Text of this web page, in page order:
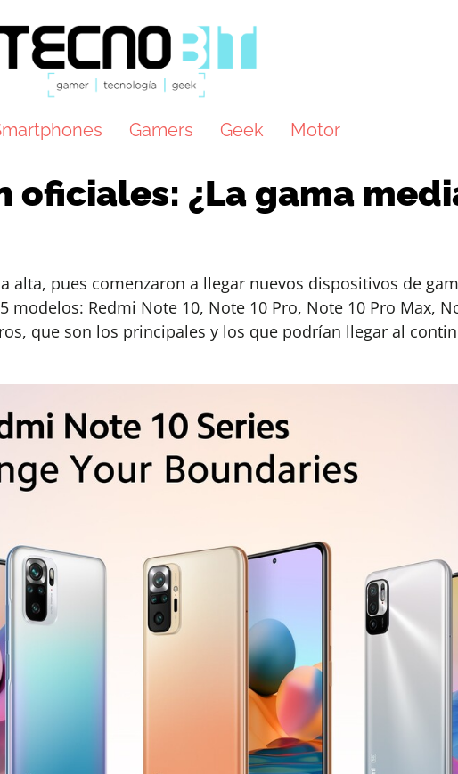
Gamers Geek Motor
oficiales: ¿La gama
pues comenzaron a llegar nuevos dispositivos de
Redmi Note 10, Note 10 Pro, Note 10 Pro Max,
que son los principales y los que podrían llegar al